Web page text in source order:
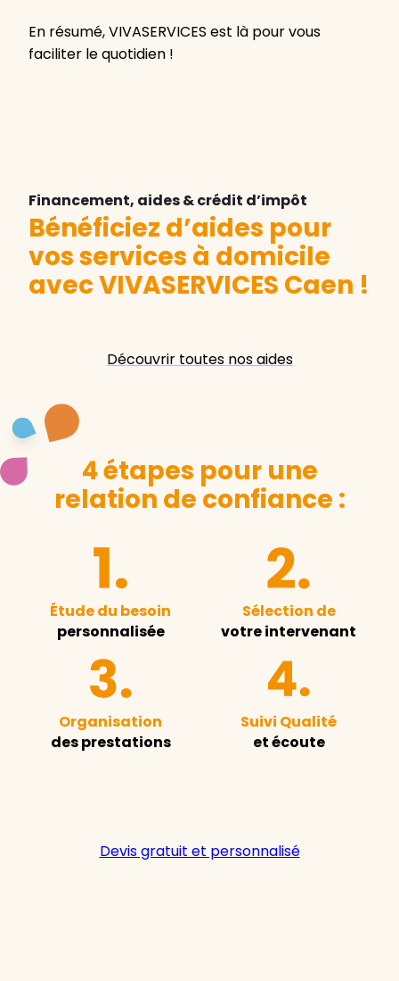
En résumé, VIVASERVICES est là pour vous
faciliter le quotidien !
Financement, aides & crédit d’impôt
Bénéficiez d’aides pour
vos services à domicile
avec VIVASERVICES Caen !
Découvrir toutes nos aides
4 étapes pour une
relation de confiance :
Étude du besoin
personnalisée
Sélection de
votre intervenant
Organisation
des prestations
Suivi Qualité
et écoute
Devis gratuit et personnalisé